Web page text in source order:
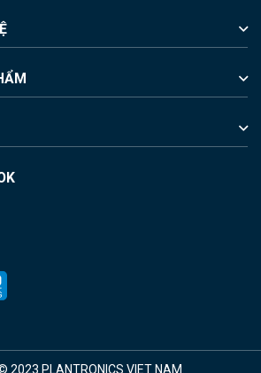
2023 PLANTRONICS VIET NAM.